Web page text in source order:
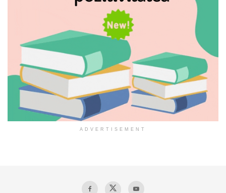
ADVERTISEMENT